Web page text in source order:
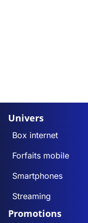
Univers
Box internet
Forfaits mobile
Smartphones
Streaming
Promotions